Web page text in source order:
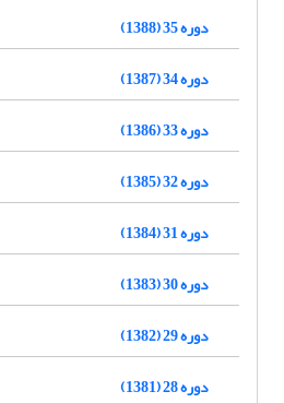
دوره 35 (1388)
دوره 34 (1387)
دوره 33 (1386)
دوره 32 (1385)
دوره 31 (1384)
دوره 30 (1383)
دوره 29 (1382)
دوره 28 (1381)